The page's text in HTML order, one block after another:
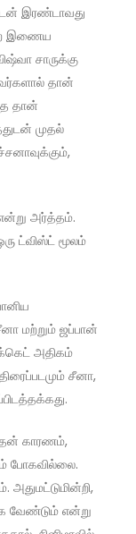
இரண்டாவது
இணைய
சாருக்கு
தான்
தான்
முதல்
அர்த்தம்.
ட்விஸ்ட் மூலம்
மற்றும் ஜப்பான்
அதிகம்
சீனா,
காரணம்,
போகவில்லை.
அதுமட்டுமின்றி,
வேண்டும் என்று